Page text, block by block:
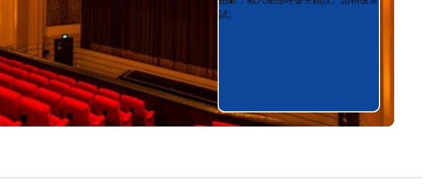
List
List
試。